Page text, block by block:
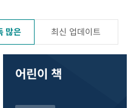
많은 최신 업데이트
어린이 책